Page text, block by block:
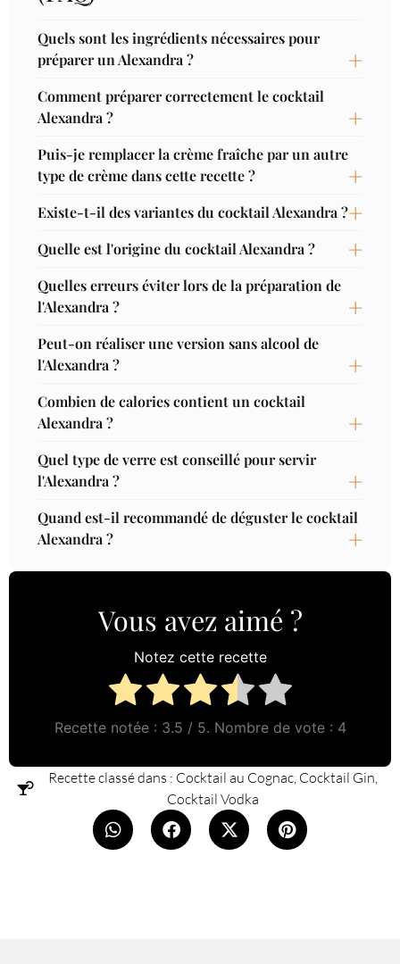
Quels sont les ingrédients nécessaires pour
préparer un Alexandra ?
Comment préparer correctement le cocktail
Alexandra ?
Puis-je remplacer la crème fraîche par un autre
type de crème dans cette recette ?
Existe-t-il des variantes du cocktail Alexandra ?
Quelle est l'origine du cocktail Alexandra ?
Quelles erreurs éviter lors de la préparation de
l'Alexandra ?
Peut-on réaliser une version sans alcool de
l'Alexandra ?
Combien de calories contient un cocktail
Alexandra ?
Quel type de verre est conseillé pour servir
l'Alexandra ?
Quand est-il recommandé de déguster le cocktail
Alexandra ?
Vous avez aimé ?
Notez cette recette
Recette notée : 3.5 / 5. Nombre de vote : 4
Recette classé dans : Cocktail au Cognac, Cocktail Gin,
Cocktail Vodka